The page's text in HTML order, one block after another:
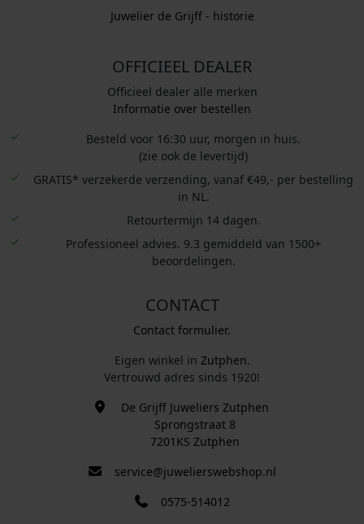
Juwelier de Grijff - historie
OFFICIEEL DEALER
Officieel dealer alle merken
Informatie over bestellen
Besteld voor 16:30 uur, morgen in huis.
(zie ook de levertijd)
GRATIS* verzekerde verzending, vanaf €49,- per bestelling
in NL.
Retourtermijn 14 dagen.
Professioneel advies. 9.3 gemiddeld van 1500+
beoordelingen.
CONTACT
Contact formulier.
Eigen winkel in Zutphen.
Vertrouwd adres sinds 1920!
De Grijff Juweliers Zutphen
Sprongstraat 8
7201KS Zutphen
service@juwelierswebshop.nl
0575-514012